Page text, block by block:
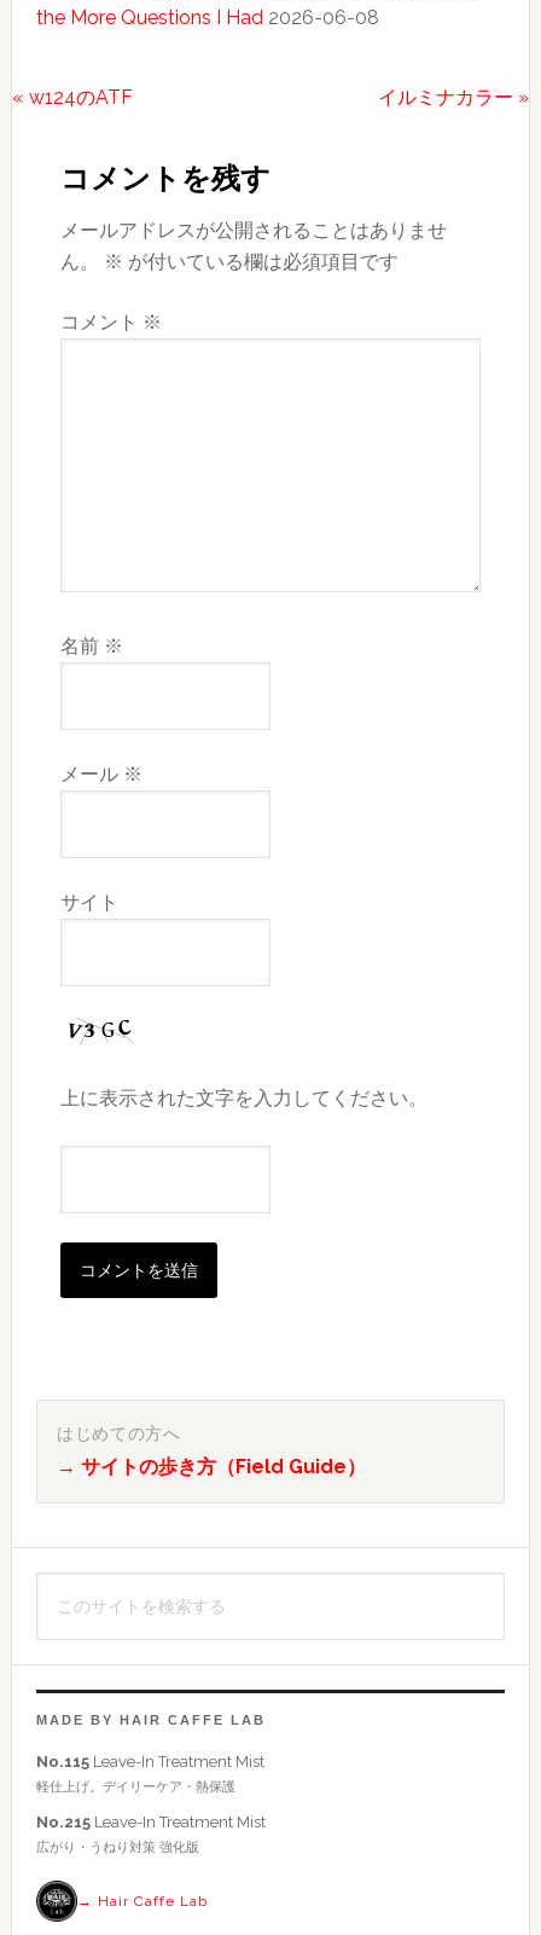
the More Questions I Had 2026-06-08
前
« w124のATF
次
イルミナカラー »
Interactions
コメントを残す
メールアドレスが公開されることはありませ
ん。
※ が付いている欄は必須項目です
コメント ※
名前 ※
メール ※
サイト
上に表示された文字を入力してください。
最
イ
バ
ー
はじめての方へ
→ サイトの歩き方（Field Guide）
ト
検
す
MADE BY HAIR CAFFE LAB
No.115Leave-In Treatment Mist
軽仕上げ。デイリーケア・熱保護
No.215Leave-In Treatment Mist
広がり・うねり対策 強化版
→ Hair Caffe Lab